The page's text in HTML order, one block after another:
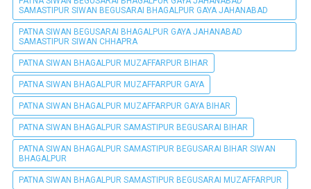
SAMASTIPUR SIWAN BEGUSARAI BHAGALPUR GAYA JAHANABAD
PATNA SIWAN BEGUSARAI BHAGALPUR GAYA JAHANABAD
SAMASTIPUR SIWAN CHHAPRA
PATNA SIWAN BHAGALPUR MUZAFFARPUR BIHAR
PATNA SIWAN BHAGALPUR MUZAFFARPUR GAYA
PATNA SIWAN BHAGALPUR MUZAFFARPUR GAYA BIHAR
PATNA SIWAN BHAGALPUR SAMASTIPUR BEGUSARAI BIHAR
PATNA SIWAN BHAGALPUR SAMASTIPUR BEGUSARAI BIHAR SIWAN
BHAGALPUR
PATNA SIWAN BHAGALPUR SAMASTIPUR BEGUSARAI MUZAFFARPUR